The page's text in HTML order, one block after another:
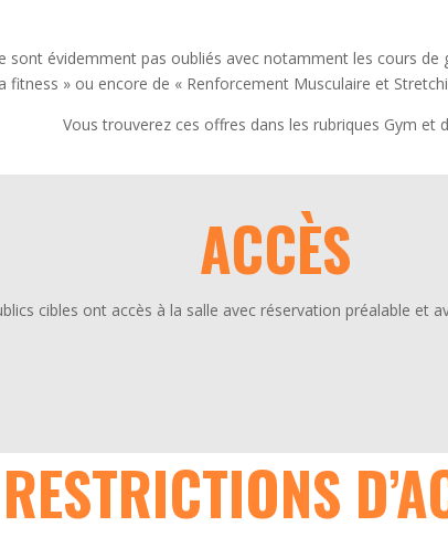
sont évidemment pas oubliés avec notamment les cours
fitness » ou encore de « Renforcement Musculaire et
Vous trouverez ces offres dans les rubriques Gym et
ACCÈS
cibles ont accès à la salle avec réservation préalable et
RESTRICTIONS